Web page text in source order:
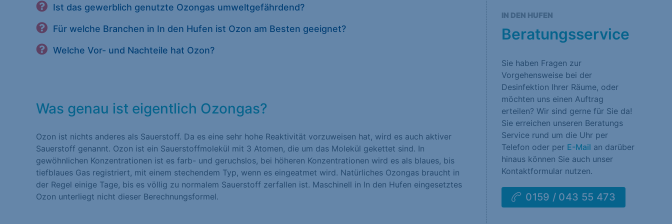
Ist das gewerblich genutzte Ozongas umweltgefährdend?
Für welche Branchen in In den Hufen ist Ozon am Besten geeignet?
Welche Vor- und Nachteile hat Ozon?
Was genau ist eigentlich Ozongas?
Ozon ist nichts anderes als Sauerstoff. Da es eine sehr hohe Reaktivität vorzuweisen hat, wird es auch aktiver
Sauerstoff genannt. Ozon ist ein Sauerstoffmolekül mit 3 Atomen, die um das Molekül gekettet sind. In
gewöhnlichen Konzentrationen ist es farb- und geruchslos, bei höheren Konzentrationen wird es als blaues, bis
tiefblaues Gas registriert, mit einem stechendem Typ, wenn es eingeatmet wird. Natürliches Ozongas braucht in
der Regel einige Tage, bis es völlig zu normalem Sauerstoff zerfallen ist. Maschinell in In den Hufen eingesetztes
Ozon unterliegt nicht dieser Berechnungsformel.
IN DEN HUFEN
Beratungsservice
Sie haben Fragen zur
Vorgehensweise bei der
Desinfektion Ihrer Räume, oder
möchten uns einen Auftrag
erteilen? Wir sind gerne für Sie da!
Sie erreichen unseren Beratungs
Service rund um die Uhr per
Telefon oder per E-Mail an darüber
hinaus können Sie auch unser
Kontaktformular nutzen.
0159 / 043 55 473
Impressum